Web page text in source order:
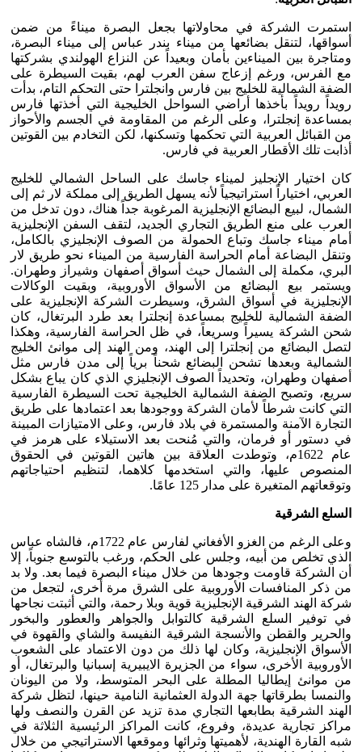
استمرت الشركة في محاولاتها بجعل البصرة ميناءً من ضمن
أسواقها، لتنقل بضائعها من ميناء بندر عباس إلى ميناء البصرة،
ومتاجرة بين الميناءين بأمان وبعيداً عن النزاع الهولندي بشركتها
مع الفرس، ورغم إزعاج سفن العرب لهم، بقيت السيطرة على
الضفة الشمالية للخليج بين فارس وانجلترا حتى التحكم التام، بدأت
رويداً رويداً بأخذها أراضي السواحل الخليجية التي أخذتها فارس
بمساعدة إنجلترا، وعلى الرغم من المقاومة في الجسم والأحواز
من القبائل العربية التي تحكمها وتسكنها، لكن التخادم بين القوتين
أذابت تلك الأقطار العربية في فارس.
كان اختيار الإنجليز لميناء جاسك على الساحل الشمالي للخليج
العربي، اختياراً استراتيجياً لأنه يسهل الطريق إلى مملكة لار ثم إلى
الشمال، لبيع البضائع الإنجليزية المرغوبة جداً هناك، دون تدخل من
العرب على منع الطريق التجاري الجديد، لتقف السفن الإنجليزية
أمام ميناء جاسك وتباع الحمولة من الصوف الإنجليزي بالكامل،
وتنقل البضاعة أمام الحراسة الفارسية من الميناء نحو طريق لار
البري، مكملة إلى الشمال حيث أسواق أصفهان وشيراز وطهران.
ويستمر بيع البضائع من الأسواق الأوروبية، وبقيت الوكالات
الإنجليزية في أسواق الشرق، وسيطرت الشركة الإنجليزية على
الضفة الشمالية للخليج بمساعدة إنجلترا بعد طرد البرتغال، كان
شحن الشركة يسيراً وسريعاً، في ظل الحراسة الفارسية، وهكذا
لتصل البضائع من إنجلترا إلى الهند، ومن الهند إلى موانئ الخليج
الشمالية وبعدها تشحن البضائع شحناً برياً إلى مدن فارس مثل
أصفهان وطهران، وتحديداً الصوف الإنجليزي الذي كان يباع بشكل
سريع، وتصبح الضفة الشمالية الخليجية تحت السيطرة الفارسية
التي كانت شرطاً لأمان الشركة ووجودها بعد اعتمادها على طريق
التجارة الآمنة والمستمرة في بلاد فارس، وعلى الامتيازات المبينة
في دستور أو فرمان، والتي مُنحت بعد الاستيلاء على هرمز في
عام 1622م، وتوطدت العلاقة بين هاتين القوتين في الحقوق
المنصوص عليها، والتي استخدمها كلاهما، لتنظيم احتياجاتهم
وتوقعاتهم المتغيرة على مدار 125 عامًا.
السلع الشرقية
وعلى الرغم من الغزو الأفغاني لفارس عام 1722م، فالشاه عباس
الذي تخلص من أبيه، وجلس على الحكم، ورغب بالتوسع جنوباً، إلا
أن الشركة قاومت وجودها من خلال ميناء البصرة فيما بعد. ولا بد
من ذكر المنافسات الأوروبية على الشرق مرة أخرى، لتجعل من
شركة الهند الشرقية الإنجليزية قوية وبلا رحمة، والتي أثبتت نجاحها
في توفير السلع الشرقية كالتوابل والجواهر والعطور والبخور
والحرير والقطن والأنسجة الشرقية النفيسة والشاي والقهوة في
الأسواق الإنجليزية، وكان لها ذلك من دون الاعتماد على الشعوب
الأوروبية الأخرى، سواء من الجزيرة الايبيرية إسبانيا والبرتغال، أو
من موانئ إيطاليا المطلة على البحر المتوسط، ولا من اليونان
والنمسا بطرقاتها جهة الدولة العثمانية النامية حينها، لتظل شركة
الهند الشرقية بطابعها التجاري مدة تزيد عن القرن والنصف ولها
مراكز تجارية عديدة، وفروع، كانت المراكز الرئيسية الثلاثة في
شبه القارة الهندية، لأهميتها وثرائها وموقعها الاستراتيجي من خلال